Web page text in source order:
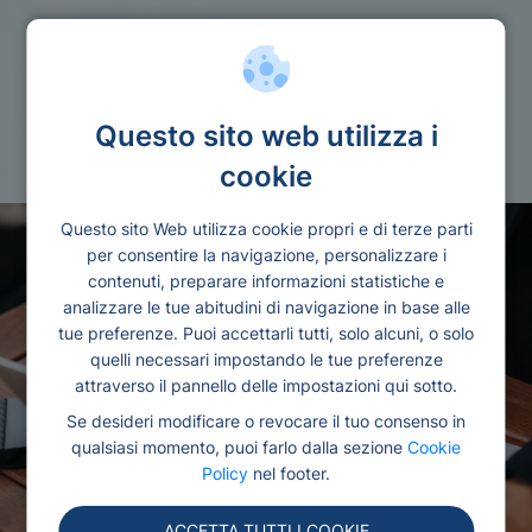
Questo sito web utilizza i
cookie
Questo sito Web utilizza cookie propri e di terze parti
per consentire la navigazione, personalizzare i
contenuti, preparare informazioni statistiche e
analizzare le tue abitudini di navigazione in base alle
tue preferenze. Puoi accettarli tutti, solo alcuni, o solo
quelli necessari impostando le tue preferenze
attraverso il pannello delle impostazioni qui sotto.
Se desideri modificare o revocare il tuo consenso in
qualsiasi momento, puoi farlo dalla sezione Cookie
Policy nel footer.
Consolidamento debiti